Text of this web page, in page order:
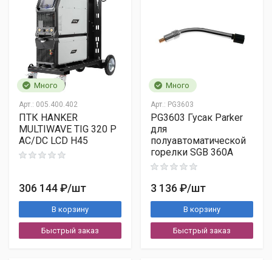
Контрольное число
Я согласен на обработку персональных данных в
соответствии с
Согласием на обработку персональных
Политикой обработки
Опубликовать
Наименованием ТК
Адресом доставки
Контактным лицом
Москва, ул. Коптевская, д. 75Б, стр. 1
Счёт
УПД
Паспорт/инструкция
Много
Арт.: 005.400.402
ПТК HANKER
MULTIWAVE TIG 320 P
AC/DC LCD H45
306 144 ₽/шт
В корзину
Быстрый заказ
Много
Арт.: PG3603
PG3603 Гусак Parker
для
полуавтоматической
горелки SGB 360A
3 136 ₽/шт
В корзину
Быстрый заказ